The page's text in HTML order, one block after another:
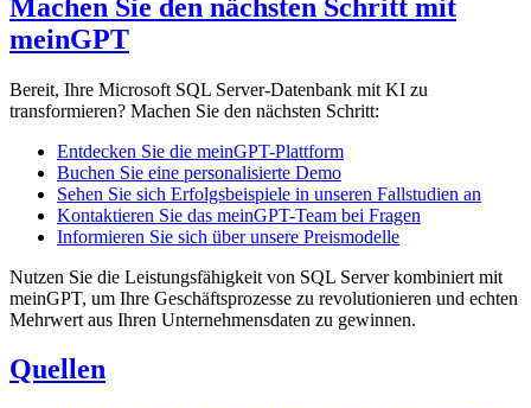
Machen Sie den nächsten Schritt mit
meinGPT
Bereit, Ihre Microsoft SQL Server-Datenbank mit KI zu
transformieren? Machen Sie den nächsten Schritt:
Entdecken Sie die meinGPT-Plattform
Buchen Sie eine personalisierte Demo
Sehen Sie sich Erfolgsbeispiele in unseren Fallstudien an
Kontaktieren Sie das meinGPT-Team bei Fragen
Informieren Sie sich über unsere Preismodelle
Nutzen Sie die Leistungsfähigkeit von SQL Server kombiniert mit
meinGPT, um Ihre Geschäftsprozesse zu revolutionieren und echten
Mehrwert aus Ihren Unternehmensdaten zu gewinnen.
Quellen